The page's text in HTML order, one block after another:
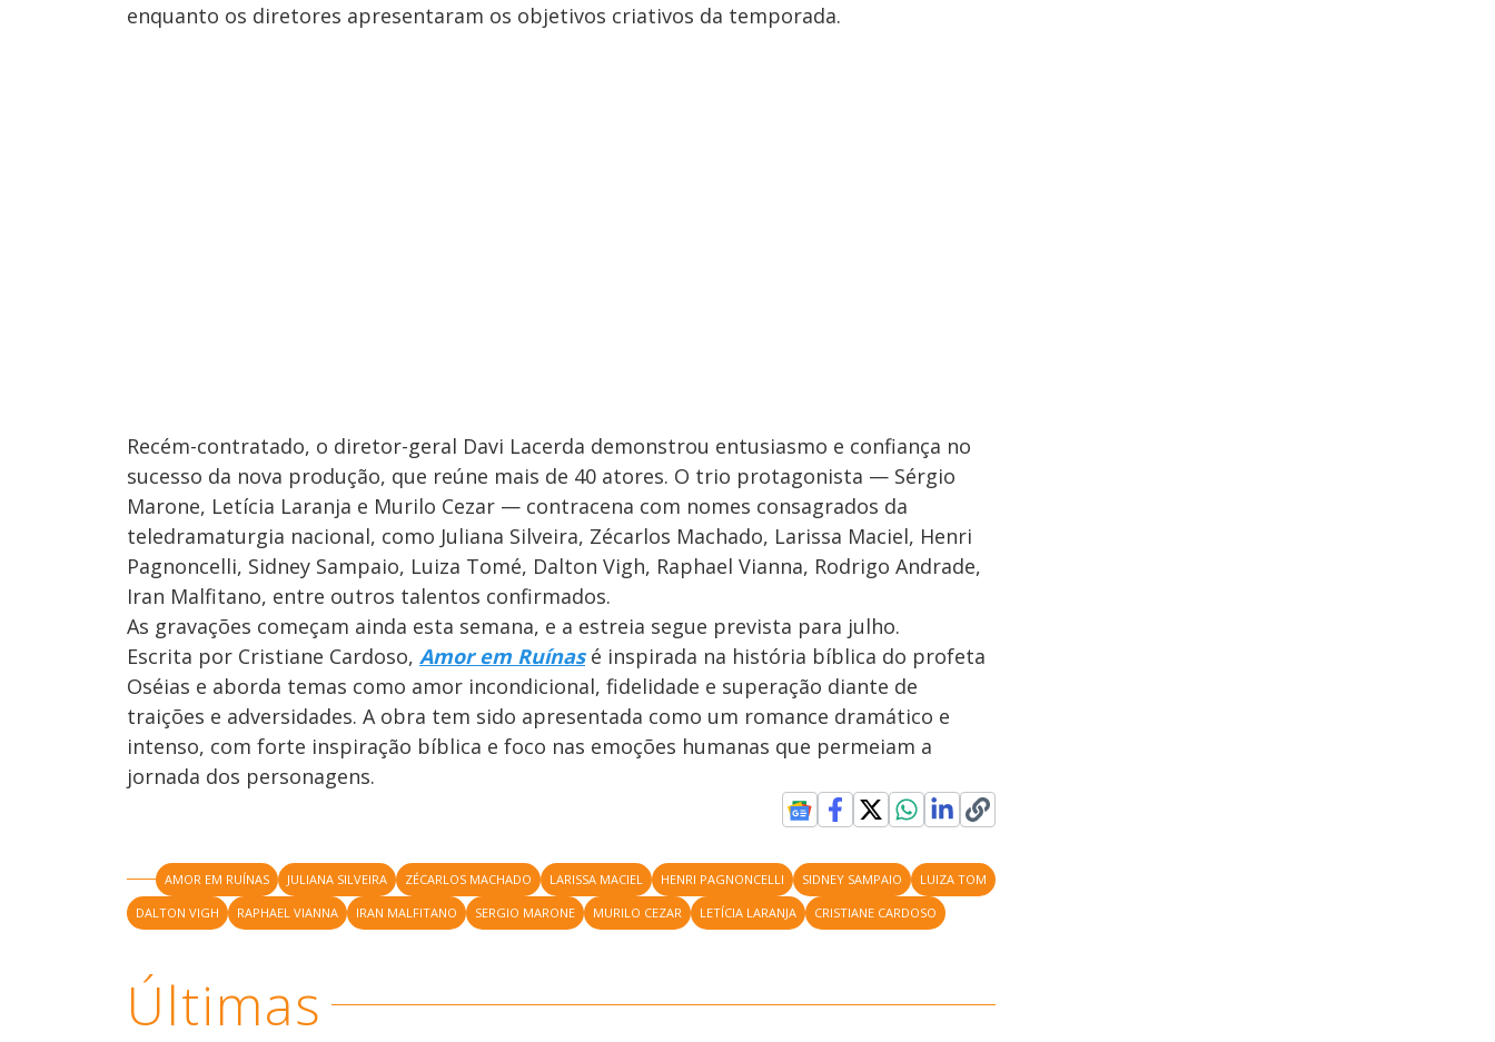
enquanto os diretores apresentaram os objetivos criativos da temporada.
Recém-contratado, o diretor-geral Davi Lacerda demonstrou entusiasmo e confiança no
sucesso da nova produção, que reúne mais de 40 atores. O trio protagonista — Sérgio
Marone, Letícia Laranja e Murilo Cezar — contracena com nomes consagrados da
teledramaturgia nacional, como Juliana Silveira, Zécarlos Machado, Larissa Maciel, Henri
Pagnoncelli, Sidney Sampaio, Luiza Tomé, Dalton Vigh, Raphael Vianna, Rodrigo Andrade,
Iran Malfitano, entre outros talentos confirmados.
As gravações começam ainda esta semana, e a estreia segue prevista para julho.
Escrita por Cristiane Cardoso, Amor em Ruínasé inspirada na história bíblica do profeta
Oséias e aborda temas como amor incondicional, fidelidade e superação diante de
traições e adversidades. A obra tem sido apresentada como um romance dramático e
intenso, com forte inspiração bíblica e foco nas emoções humanas que permeiam a
jornada dos personagens.
AMOR EM RUÍNAS JULIANA SILVEIRA ZÉCARLOS MACHADO LARISSA MACIEL HENRI PAGNONCELLI SIDNEY SAMPAIO
LUIZA TOM
DALTON VIGH
RAPHAEL VIANNA IRAN MALFITANO SERGIO MARONE MURILO CEZAR LETÍCIA LARANJA CRISTIANE CARDOSO
Últimas